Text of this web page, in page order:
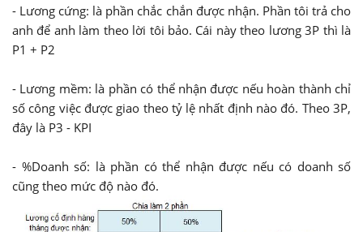
- Lương cứng: là phần chắc chắn được nhận. Phần tôi trả cho
anh để anh làm theo lời tôi bảo. Cái này theo lương 3P thì là
P1 + P2
- Lương mềm: là phần có thể nhận được nếu hoàn thành chỉ
số công việc được giao theo tỷ lệ nhất định nào đó. Theo 3P,
đây là P3 - KPI
- %Doanh số: là phần có thể nhận được nếu có doanh số
cũng theo mức độ nào đó.